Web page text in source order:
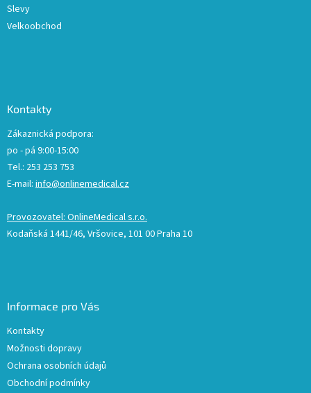
Slevy
Velkoobchod
Kontakty
Zákaznická podpora:
po - pá 9:00-15:00
Tel.: 253 253 753
E-mail: info@onlinemedical.cz
Provozovatel: OnlineMedical s.r.o.
Kodaňská 1441/46, Vršovice, 101 00 Praha 10
Informace pro Vás
Kontakty
Možnosti dopravy
Ochrana osobních údajů
Obchodní podmínky